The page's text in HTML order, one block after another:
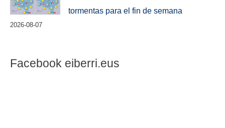
tormentas para el fin de semana
2026-08-07
Facebook eiberri.eus